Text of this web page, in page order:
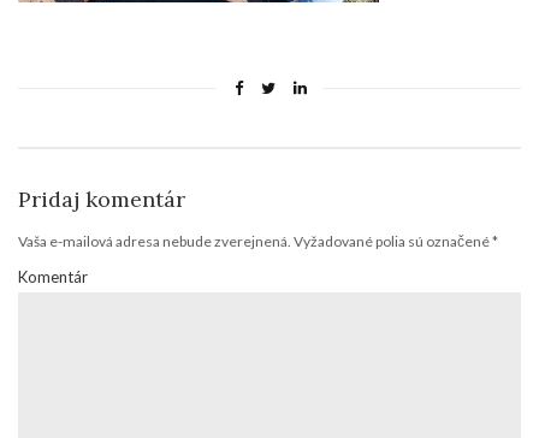
Pridaj komentár
Vaša e-mailová adresa nebude zverejnená. Vyžadované polia sú označené*
Komentár